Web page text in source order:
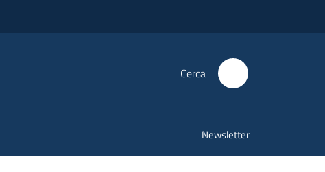
Cerca
Newsletter